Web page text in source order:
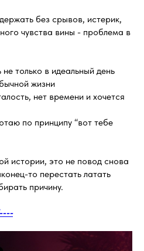
без срывов, истерик,
чувства вины - проблема в
только в идеальный день
жизни
нет времени и хочется
по принципу “вот тебе
истории, это не повод снова
то перестать латать
причину.